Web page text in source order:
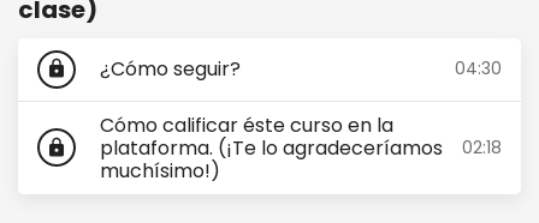
clase)
lock ¿Cómo seguir? 04:30
lock
Cómo calificar éste curso en la
plataforma. (¡Te lo agradeceríamos
muchísimo!)
02:18